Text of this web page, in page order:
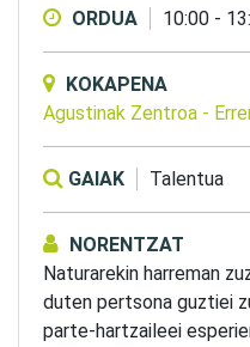
ORDUA 10:00 -
KOKAPENA
Agustinak Zentroa -
GAIAK Talentua
NORENTZAT
Naturarekin harreman
duten pertsona guztiei
parte-hartzaileei